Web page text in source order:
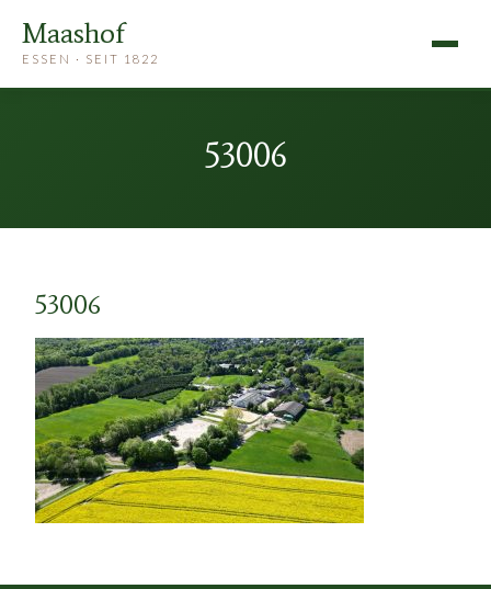
Maashof
ESSEN · SEIT 1822
53006
53006